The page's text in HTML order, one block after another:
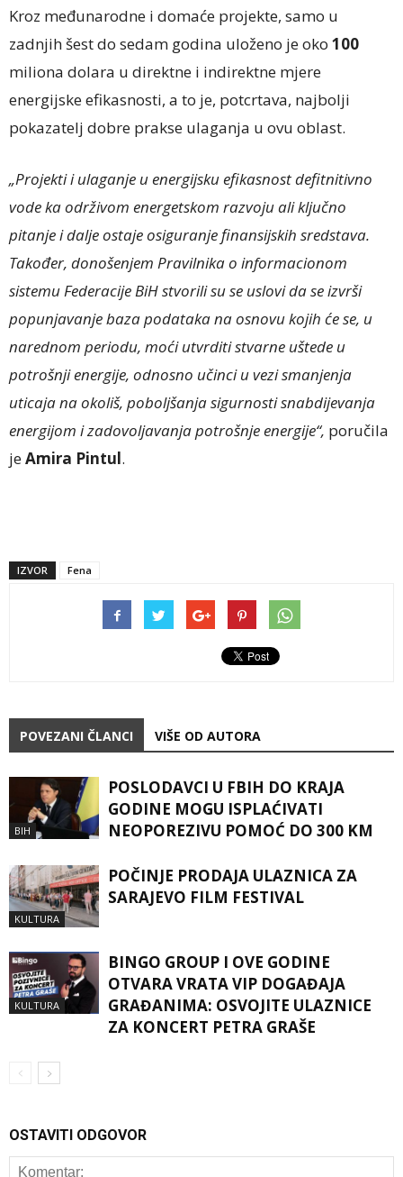
Kroz međunarodne i domaće projekte, samo u
zadnjih šest do sedam godina uloženo je oko 100
miliona dolara u direktne i indirektne mjere
energijske efikasnosti, a to je, potcrtava, najbolji
pokazatelj dobre prakse ulaganja u ovu oblast.
„Projekti i ulaganje u energijsku efikasnost defitnitivno
vode ka održivom energetskom razvoju ali ključno
pitanje i dalje ostaje osiguranje finansijskih sredstava.
Također, donošenjem Pravilnika o informacionom
sistemu Federacije BiH stvorili su se uslovi da se izvrši
popunjavanje baza podataka na osnovu kojih će se, u
narednom periodu, moći utvrditi stvarne uštede u
potrošnji energije, odnosno učinci u vezi smanjenja
uticaja na okoliš, poboljšanja sigurnosti snabdijevanja
energijom i zadovoljavanja potrošnje energije“, poručila
jeAmira Pintul.
IZVOR Fena
POVEZANI ČLANCI VIŠE OD AUTORA
BIH
POSLODAVCI U FBIH DO KRAJA
GODINE MOGU ISPLAĆIVATI
NEOPOREZIVU POMOĆ DO 300 KM
KULTURA
POČINJE PRODAJA ULAZNICA ZA
SARAJEVO FILM FESTIVAL
KULTURA
BINGO GROUP I OVE GODINE
OTVARA VRATA VIP DOGAĐAJA
GRAĐANIMA: OSVOJITE ULAZNICE
ZA KONCERT PETRA GRAŠE
OSTAVITI ODGOVOR